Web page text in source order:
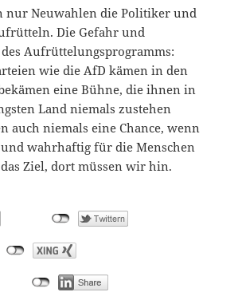
nur Neuwahlen die Politiker und
Die Gefahr und
Aufrüttelungsprogramms:
wie die AfD kämen in den
eine Bühne, die ihnen in
Land niemals zustehen
auch niemals eine Chance, wenn
wahrhaftig für die Menschen
Ziel, dort müssen wir hin.